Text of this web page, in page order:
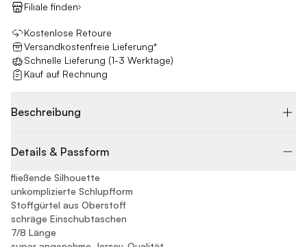
Filiale finden
Kostenlose Retoure
Versandkostenfreie Lieferung*
Schnelle Lieferung (1-3 Werktage)
Kauf auf Rechnung
Beschreibung
Details & Passform
fließende Silhouette
unkomplizierte Schlupfform
Stoffgürtel aus Oberstoff
schräge Einschubtaschen
7/8 Länge